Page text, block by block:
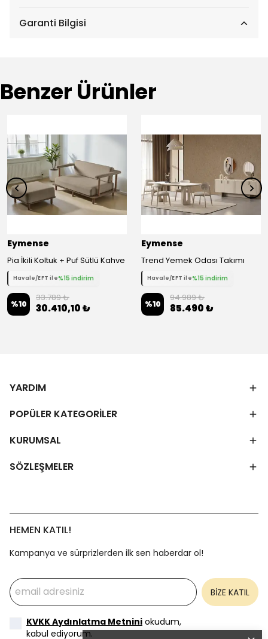
Garanti Bilgisi
Benzer Ürünler
Eymense
Pia İkili Koltuk + Puf Sütlü Kahve
Havale/EFT ile%15 indirim
%10
33.789 ₺
30.410,10 ₺
Eymense
Trend Yemek Odası Takımı
Havale/EFT ile%15 indirim
%10
94.989 ₺
85.490 ₺
YARDIM
POPÜLER KATEGORİLER
KURUMSAL
SÖZLEŞMELER
HEMEN KATIL!
Kampanya ve sürprizlerden ilk sen haberdar ol!
BİZE KATIL
KVKK Aydınlatma Metnini okudum,
kabul ediyorum.